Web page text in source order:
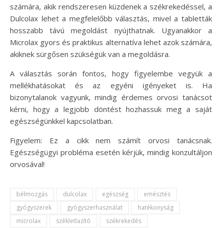
számára, akik rendszeresen küzdenek a székrekedéssel, a
Dulcolax lehet a megfelelőbb választás, mivel a tabletták
hosszabb távú megoldást nyújthatnak. Ugyanakkor a
Microlax gyors és praktikus alternatíva lehet azok számára,
akiknek sürgősen szükségük van a megoldásra.
A választás során fontos, hogy figyelembe vegyük a
mellékhatásokat és az egyéni igényeket is. Ha
bizonytalanok vagyunk, mindig érdemes orvosi tanácsot
kérni, hogy a legjobb döntést hozhassuk meg a saját
egészségünkkel kapcsolatban.
Figyelem: Ez a cikk nem számít orvosi tanácsnak.
Egészségügyi probléma esetén kérjük, mindig konzultáljon
orvosával!
bélmozgás dulcolax egészség
emésztés
gyógyszerek
gyógyszerhasználat
hatékonyság
microlax
székletlazító székrekedés